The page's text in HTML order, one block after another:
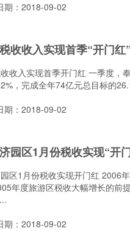
期：2018-09-02
收收入实现首季“开门红”
收入实现首季开门红 一季度，
，完成全年74亿元总目标的
期：2018-09-02
园区1月份税收实现“
区1月份税收实现开门红 2006
年度旅游区税收大幅增长的前
期：2018-09-02